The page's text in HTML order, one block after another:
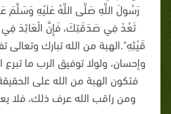
رَسُولَ اللَّهِ صَلَّى اللَّهُ عَلَيْهِ وَسَلَّمَ
تَعُدْ فِي صَدَقَتِكَ، فَإِنَّ الْعَائِدَ
قَيْئِهِ".الهبة من الله تبارك وتعالى
وإحسان، ولولا توفيق الرب ما
فتكون الهبة من الله على
ومن راقب الله عرف ذلك، فلا